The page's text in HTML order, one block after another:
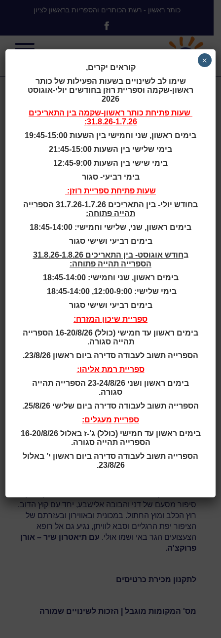
כותר ראשון - רשת הכותרים והספריות בראשון לציון
המסע אל האי
אולי - שעת
הסיפור בוטלה
המסע אל האי אולי – שעת
הסיפור בוטלה
שעות סיפור
גילאי 2 - 4
גילאי 3 - 5
סיפור מסעם של דני והבובה אלישבע, יחד עם קוץ הדוב,
רוץ הכלב ומוץ החתול. במכונית ובאווירון ובעזרתם של
הציפור יפת הרגליים וסבא לוויתן, נגיע גם אל רופא
הצעצועים הגר באי ושמו אולי. עם תיאטרון שיר – אורן
פרוקצ'ה.
לתקנון מכירת כרטיסים
מס' המקומות מוגבל | הזכות לשינויים שמורה
קוראים יקרים,
שימו לב לשינויים בשעות הפעילות של כותר
ראשון-שקמה וספריית רוזן בחודשים יולי-אוגוסט
2026
שעות פתיחת כותר ראשון-שקמה בין התאריכים
31.8.26-1.7.26:
בימים ראשון, שני וחמישי בין השעות 19:45-15:00
בימי שלישי בין השעות 21:45-15:00
בימי שישי בין השעות 12:45-9:00
בימי רביעי- סגור
שעות פתיחת ספריית רוזן:
בחודש יולי- בין התאריכים 31.7.26-1.7.26 הספרייה
תהייה פתוחה:
בימים ראשון, שני, שלישי וחמישי: 18:45-14:00
בימים רביעי ושישי סגור
ב
חודש אוגוסט- בין התאריכים 31.8.26-1.8.26
הספרייה תהייה פתוחה:
בימים ראשון, שני וחמישי: 18:45-14:00
בימי שלישי: 12:00-9:00, 18:45-14:00
בימים רביעי ושישי סגור
ספריית שיכון המזרח:
בימים ראשון עד חמישי (כולל) 16-20/8/26 הספרייה
תהייה סגורה.
הספרייה תשוב לעבודה סדירה ביום ראשון 23/8/26.
ספריית רמת אליהו:
בימים ראשון ושני 23-24/8/26 הספרייה תהייה
סגורה.
הספרייה תשוב לעבודה סדירה ביום שלישי 25/8/26.
ספריית מעגלים:
בימים ראשון עד חמישי (כולל) ג’-ז באלול 16-20/8/26
הספרייה תהייה סגורה.
הספרייה תשוב לעבודה סדירה ביום ראשון י’ באלול
23/8/26.
×